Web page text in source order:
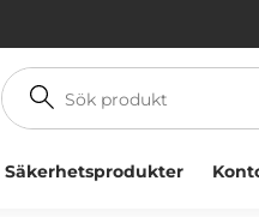
Sök
produkt
Säkerhetsprodukter